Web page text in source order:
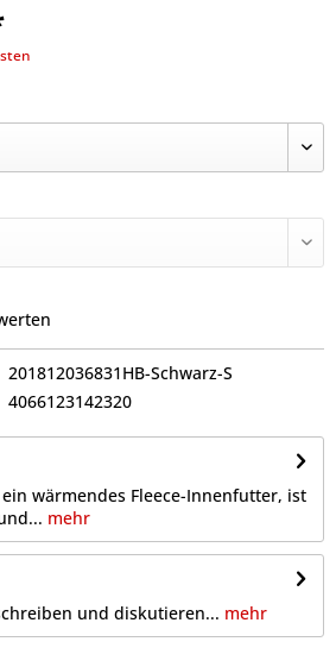
201812036831HB-Schwarz-S
4066123142320
wärmendes Fleece-Innenfutter, ist
mehr
und diskutieren... mehr